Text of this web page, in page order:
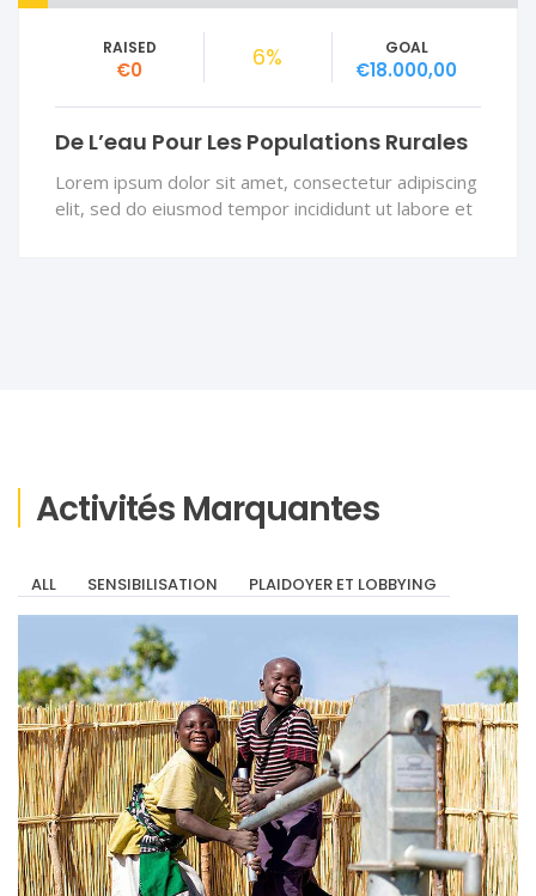
RAISED
€0 6% GOAL
€18.000,00
De L’eau Pour Les Populations Rurales
Lorem ipsum dolor sit amet, consectetur adipiscing
elit, sed do eiusmod tempor incididunt ut labore et
Activités Marquantes
ALL SENSIBILISATION PLAIDOYER ET LOBBYING